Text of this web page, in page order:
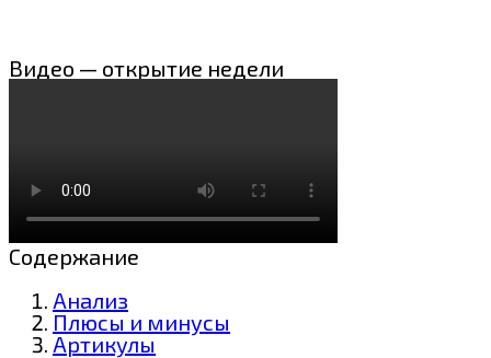
Видео — открытие недели
Содержание
Анализ
Плюсы и минусы
Артикулы